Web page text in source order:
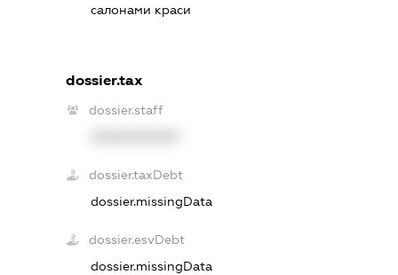
салонами краси
dossier.tax
dossier.staff
dossier.taxDebt
dossier.missingData
dossier.esvDebt
dossier.missingData